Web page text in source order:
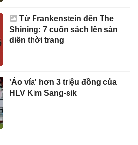
Từ Frankenstein đến The
Shining: 7 cuốn sách lên sàn
diễn thời trang
'Áo vía' hơn 3 triệu đồng của
HLV Kim Sang-sik